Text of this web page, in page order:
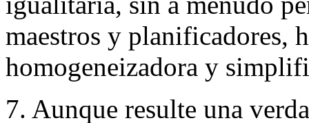
maestros y planificadores,
homogeneizadora y
7. Aunque resulte una